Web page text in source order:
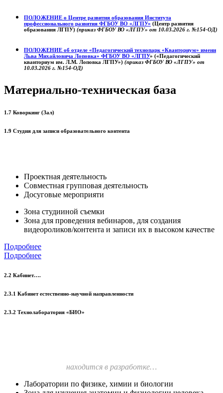
ПОЛОЖЕНИЕ о Центре развития образования Института
профессионального развития ФГБОУ ВО «ЛГПУ» (Центр развития
образования ЛГПУ) (приказ ФГБОУ ВО «ЛГПУ» от 10.03.2026 г. №154-ОД)
ПОЛОЖЕНИЕ об отделе «Педагогический технопарк «Кванториум» имени
Льва Михайловича Лоповка» ФГБОУ ВО «ЛГПУ» («Педагогический
кванториум им. Л.М. Лоповка ЛГПУ») (приказ ФГБОУ ВО «ЛГПУ» от
10.03.2026 г. №154-ОД)
Материально-техническая база
1.7 Коворкинг (Зал)
1.9 Студия для записи образовательного контента
Проектная деятельность
Совместная групповая деятельность
Досуговые мероприяти
Зона студииной съемки
Зона для проведения вебинаров, для создания
видеороликов/контента и записи их в высоком качестве
Подробнее
Подробнее
2.2 Кабинет….
2.3.1 Кабинет естественно-научной направленности
2.3.2 Технолаборатория «БИО»
находится в разработке…
Лаборатории по физике, химии и биологии